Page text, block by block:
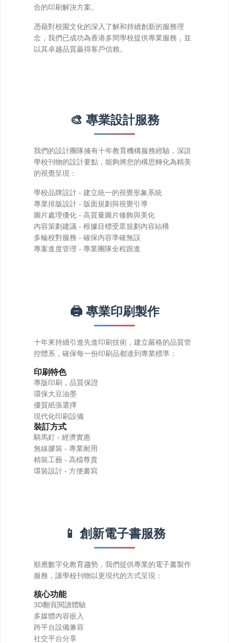
合的印刷解決方案。
以其卓越品質贏得客戶信賴。
🎨 專業設計服務
的視覺呈現：
學校品牌設計 - 建立統一的視覺形象系統
專業排版設計 - 版面規劃與視覺引導
圖片處理優化 - 高質量圖片修飾與美化
內容策劃建議 - 根據目標受眾規劃內容結構
多輪校對服務 - 確保內容準確無誤
專案進度管理 - 專業團隊全程跟進
🖨️ 專業印刷製作
控體系，確保每一份印刷品都達到專業標準：
印刷特色
專版印刷，品質保證
環保大豆油墨
優質紙張選擇
現代化印刷設備
裝訂方式
騎馬釘 - 經濟實惠
無線膠裝 - 專業耐用
精裝工藝 - 高檔尊貴
環裝設計 - 方便書寫
📱 創新電子書服務
服務，讓學校刊物以更現代的方式呈現：
核心功能
3D翻頁閱讀體驗
多媒體內容嵌入
跨平台設備兼容
社交平台分享